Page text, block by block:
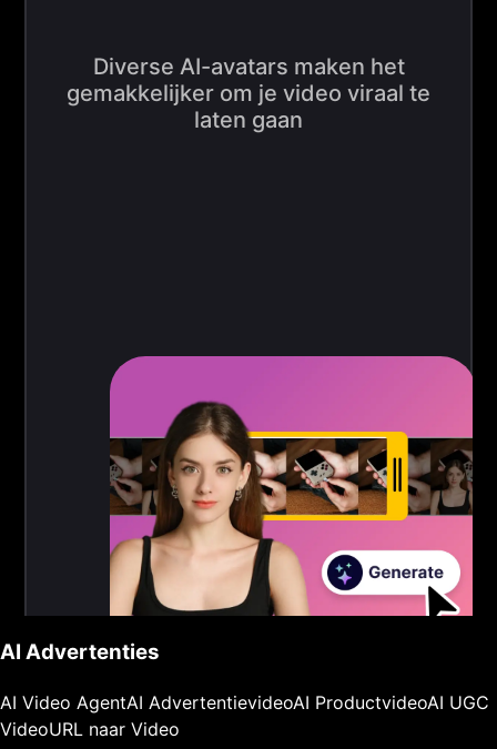
Diverse AI-avatars maken het
gemakkelijker om je video viraal te
laten gaan
AI Advertenties
AI Video AgentAI AdvertentievideoAI ProductvideoAI UGC
VideoURL naar Video